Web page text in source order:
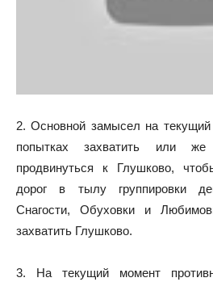
2. Основной замысел на
попытках захватить или
продвинуться к Глушково,
дорог в тылу группировки
Снагости, Обуховки и
захватить Глушково.
3. На текущий момент